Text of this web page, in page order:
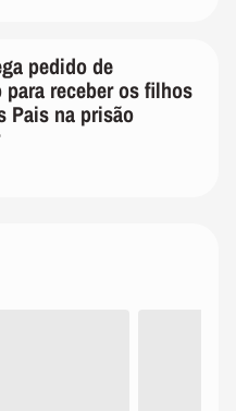
pedido de
para receber os filhos
Pais na prisão